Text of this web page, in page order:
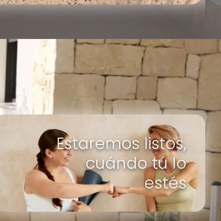
Estaremos listos,
cuándo tú lo
estés